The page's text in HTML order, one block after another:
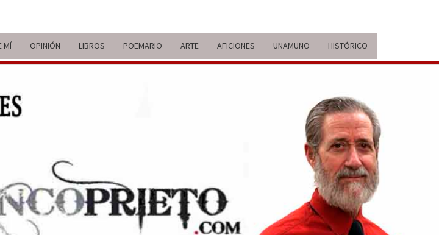
MÍ OPINIÓN LIBROS POEMARIO ARTE AFICIONES UNAMUNO HISTÓRICO
ITINERARIO
BREVE
RECORRIDO
VITAL Y
COMENTARIOS